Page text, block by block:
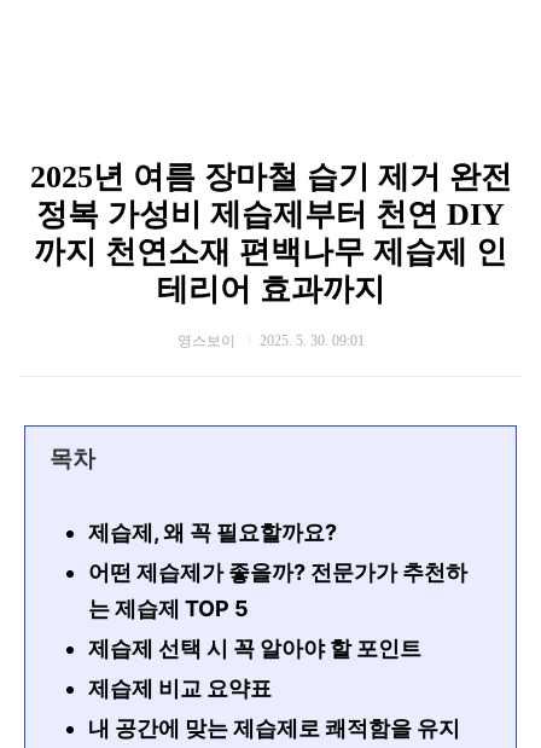
2025년 여름 장마철 습기 제거 완전
정복 가성비 제습제부터 천연 DIY
까지 천연소재 편백나무 제습제 인
테리어 효과까지
영스보이 2025. 5. 30. 09:01
목차
제습제, 왜 꼭 필요할까요?
어떤 제습제가 좋을까? 전문가가 추천하
는 제습제 TOP 5
제습제 선택 시 꼭 알아야 할 포인트
제습제 비교 요약표
내 공간에 맞는 제습제로 쾌적함을 유지